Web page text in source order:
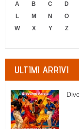
A B C D
L
M N O
W
X Y Z
ULTIMI ARRIVI